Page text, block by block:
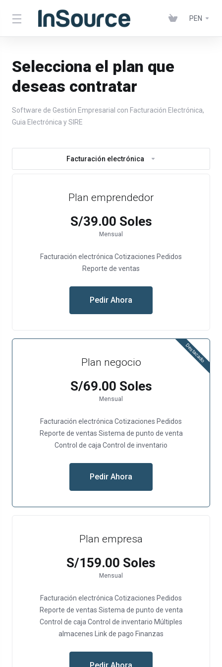
PEN
Selecciona el plan que
deseas contratar
Software de Gestión Empresarial con Facturación Electrónica,
Guia Electrónica y SIRE
Facturación electrónica
Plan emprendedor
S/39.00 Soles
Mensual
Facturación electrónica Cotizaciones Pedidos
Reporte de ventas
Pedir Ahora
Destacado
Plan negocio
S/69.00 Soles
Mensual
Facturación electrónica Cotizaciones Pedidos
Reporte de ventas Sistema de punto de venta
Control de caja Control de inventario
Pedir Ahora
Plan empresa
S/159.00 Soles
Mensual
Facturación electrónica Cotizaciones Pedidos
Reporte de ventas Sistema de punto de venta
Control de caja Control de inventario Múltiples
almacenes Link de pago Finanzas